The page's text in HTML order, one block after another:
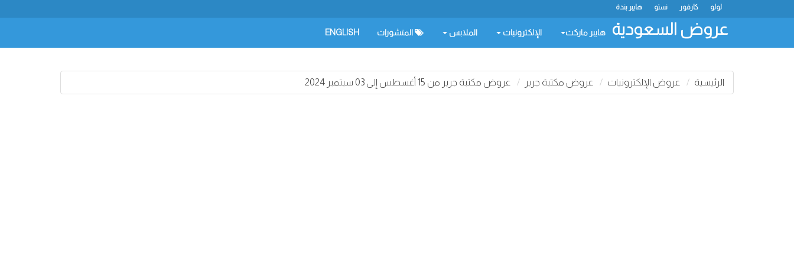
هايبر بندة نستو كارفور لولو
عروض السعودية هايبر ماركت الإلكترونيات الملابس المنشورات ENGLISH
الرئيسية عروض الإلكترونيات عروض مكتبة جرير عروض مكتبة جرير من 15 أغسطس إلى 03 سبتمبر 2024